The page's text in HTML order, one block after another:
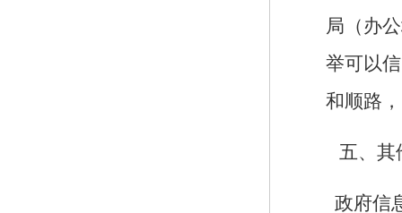
局（办
举可以
和顺路
五、其
政府信